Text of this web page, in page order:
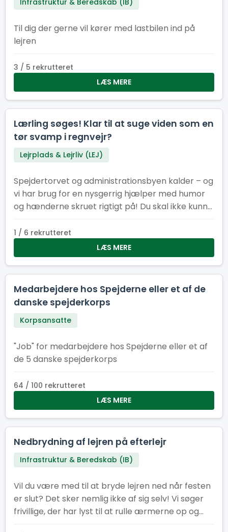
Infrastruktur & Beredskab (IB)
Til dig der gerne vil kører med lastbilen ind på
lejren
3 / 5 rekrutteret
LÆS MERE
Lærling søges! Klar til at suge viden som en
tør svamp i regnvejr?
Lejrplads & Lejrliv (LEJ)
Spejdertorvet og administrationsbyen kalder – og
vi har brug for en nysgerrig hjælper med humor
og hænderne skruet rigtigt på! Du skal ikke kunne
lære, grine og vokse – og som tør stille
spørgsmålet: “Hvad sker der, hvis jeg trykker
her?”
1 / 6 rekrutteret
LÆS MERE
Medarbejdere hos Spejderne eller et af de
danske spejderkorps
Korpsansatte
"Job" for medarbejdere hos Spejderne eller et af
de 5 danske spejderkorps
64 / 100 rekrutteret
LÆS MERE
Nedbrydning af lejren på efterlejr
Infrastruktur & Beredskab (IB)
Vil du være med til at bryde lejren ned når festen
er slut? Det sker nemlig ikke af sig selv! Vi søger
frivillige, der har lyst til at rulle ærmerne op og